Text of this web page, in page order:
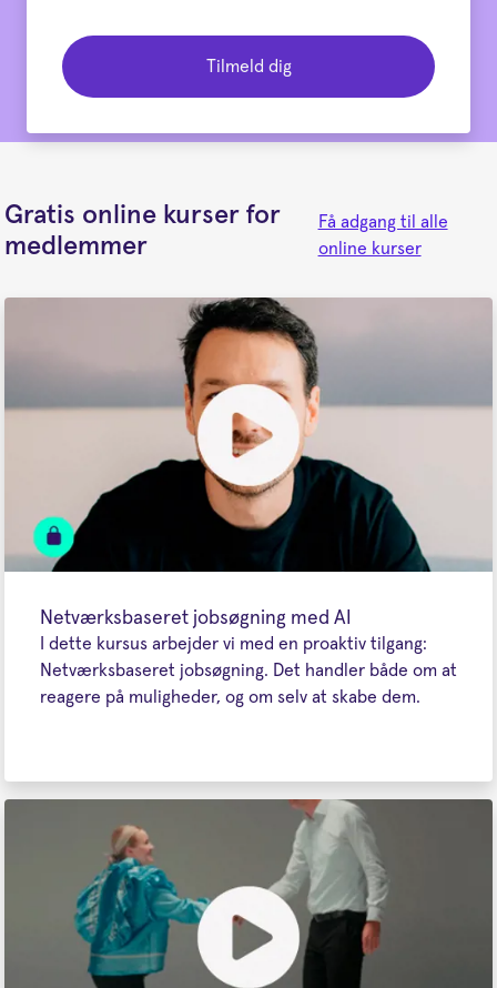
Tilmeld dig
Gratis online kurser for
medlemmer
Få adgang til alle
online kurser
Netværksbaseret jobsøgning med AI
I dette kursus arbejder vi med en proaktiv tilgang:
Netværksbaseret jobsøgning. Det handler både om at
reagere på muligheder, og om selv at skabe dem.